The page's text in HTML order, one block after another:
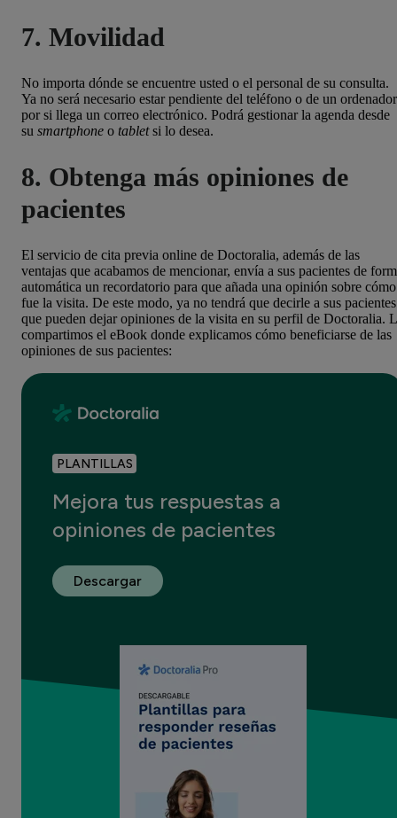
7. Movilidad
No importa dónde se encuentre usted o el personal de su consulta.
Ya no será necesario estar pendiente del teléfono o de un ordenador
por si llega un correo electrónico. Podrá gestionar la agenda desde
su smartphone o tabletsi lo desea.
8. Obtenga más opiniones de
pacientes
El servicio de cita previa online de Doctoralia, además de las
ventajas que acabamos de mencionar, envía a sus pacientes de
automática un recordatorio para que añada una opinión sobre cómo
fue la visita. De este modo, ya no tendrá que decirle a sus pacientes
que pueden dejar opiniones de la visita en su perfil de Doctoralia.
compartimos el eBook donde explicamos cómo beneficiarse de las
opiniones de sus pacientes:
PLANTILLAS
Mejora tus respuestas a
opiniones de pacientes
Descargar